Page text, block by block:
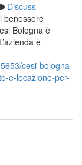
Discuss
benessere
Bologna è
è
cesi-bologna-
e-locazione-per-